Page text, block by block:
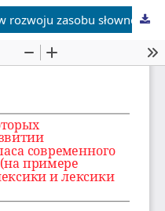
О niektórych tendencjach w rozwoju zasobu słownego współczesnego języka rosyjskiego (na przykładzie leksyki komputerowej i leksyki show-biznesuj